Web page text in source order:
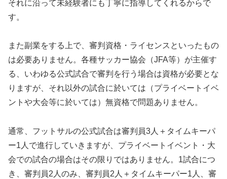
それに沿って未経験者にも丁寧に指導してくれるからで
す。
また副業をする上で、審判資格・ライセンスといったもの
は必要ありません。各種サッカー協会（JFA等）が主催す
る、いわゆる公式試合で審判を行う場合は資格が必要とな
りますが、それ以外の試合に於いては（プライベートイベ
ントや大会等に於いては）無資格で問題ありません。
通常、フットサルの公式試合は審判員3人＋タイムキーパ
ー1人で進行していきますが、プライベートイベント・大
会での試合の場合はその限りではありません。1試合につ
き、審判員2人のみ、審判員2人＋タイムキーパー1人、審